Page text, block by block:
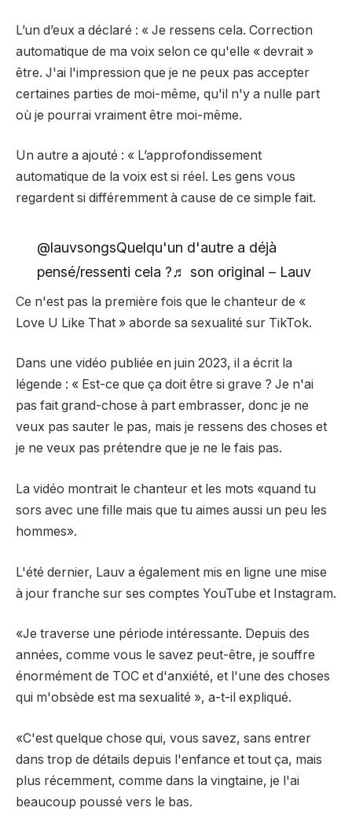
L’un d’eux a déclaré : « Je ressens cela. Correction
automatique de ma voix selon ce qu'elle « devrait »
être. J'ai l'impression que je ne peux pas accepter
certaines parties de moi-même, qu'il n'y a nulle part
où je pourrai vraiment être moi-même.
Un autre a ajouté : « L’approfondissement
automatique de la voix est si réel. Les gens vous
regardent si différemment à cause de ce simple fait.
@lauvsongsQuelqu'un d'autre a déjà
pensé/ressenti cela ?♬ son original – Lauv
Ce n'est pas la première fois que le chanteur de «
Love U Like That » aborde sa sexualité sur TikTok.
Dans une vidéo publiée en juin 2023, il a écrit la
légende : « Est-ce que ça doit être si grave ? Je n'ai
pas fait grand-chose à part embrasser, donc je ne
veux pas sauter le pas, mais je ressens des choses et
je ne veux pas prétendre que je ne le fais pas.
La vidéo montrait le chanteur et les mots «quand tu
sors avec une fille mais que tu aimes aussi un peu les
hommes».
L'été dernier, Lauv a également mis en ligne une mise
à jour franche sur ses comptes YouTube et Instagram.
«Je traverse une période intéressante. Depuis des
années, comme vous le savez peut-être, je souffre
énormément de TOC et d'anxiété, et l'une des choses
qui m'obsède est ma sexualité », a-t-il expliqué.
«C'est quelque chose qui, vous savez, sans entrer
dans trop de détails depuis l'enfance et tout ça, mais
plus récemment, comme dans la vingtaine, je l'ai
beaucoup poussé vers le bas.